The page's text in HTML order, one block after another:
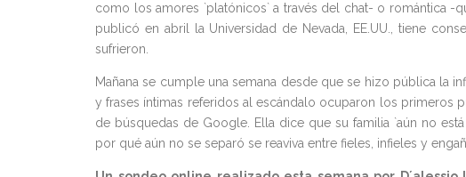
como los amores `platónicos` a través del chat- o romántica -
publicó en abril la Universidad de Nevada, EE.UU., tiene
sufrieron.
Mañana se cumple una semana desde que se hizo pública la
y frases íntimas referidos al escándalo ocuparon los primeros
de búsquedas de Google. Ella dice que su familia `aún no
por qué aún no se separó se reaviva entre fieles, infieles y